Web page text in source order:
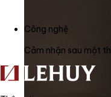
Công nghệ
Cảm nhận sau một